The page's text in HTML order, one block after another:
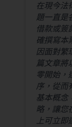
在現今法
題一直是
借款或簽
確撰寫本
因面對繁
篇文章將
零開始，
序，從而
基本概念
略，讓您
上可立即